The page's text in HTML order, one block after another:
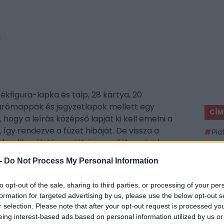
Do Not Process My Personal Information
opt-out of the sale, sharing to third parties, or processing of your
for targeted advertising by us, please use the below opt-out
selection. Please note that after your opt-out request is processed
interest-based ads based on personal information utilized by us
lapka és talp, 28 kártya, 20
és jegyzetlapok mellett egy
a leírás középső lapját ki kell emelni a
rendezve a füzet hibáját. De vissza a
születésnapját ünnepeljük, aminek
tökéletesen megmunkált, szinte már
szobái tele vannak bútorokkal és
Mindennek tetejébe Anna kap egy
akinek aztán hogy, hogy nem, eltűnik a
beárnyékolja ugyan a különleges eseményt,
a fejüket és eldöntik, hogy megtalálják a tolvajt